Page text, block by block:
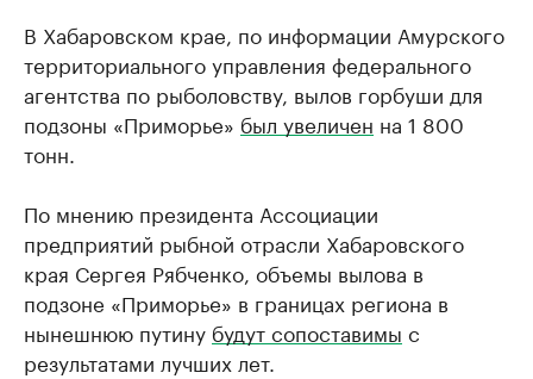
В Хабаровском крае, по информации Амурского
территориального управления федерального
агентства по рыболовству, вылов горбуши для
подзоны «Приморье» был увеличен на 1 800
тонн.
По мнению президента Ассоциации
предприятий рыбной отрасли Хабаровского
края Сергея Рябченко, объемы вылова в
подзоне «Приморье» в границах региона в
нынешнюю путину будут сопоставимы с
результатами лучших лет.